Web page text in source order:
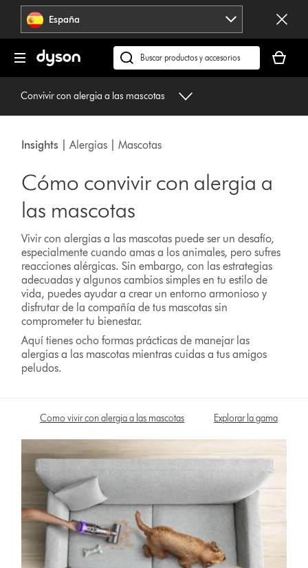
Omitir
navegación España
Buscar
en
dyson.es
cesta
está
Convivir con alergia a las mascotas
Insights | Alergias | Mascotas
Cómo convivir con alergia a
las mascotas
Vivir con alergias a las mascotas puede ser un desafío,
especialmente cuando amas a los animales, pero sufres
reacciones alérgicas. Sin embargo, con las estrategias
adecuadas y algunos cambios simples en tu estilo de
vida, puedes ayudar a crear un entorno armonioso y
disfrutar de la compañía de tus mascotas sin
comprometer tu bienestar.
Aquí tienes ocho formas prácticas de manejar las
alergias a las mascotas mientras cuidas a tus amigos
peludos.
Como vivir con alergia a las mascotas Explorar la gama